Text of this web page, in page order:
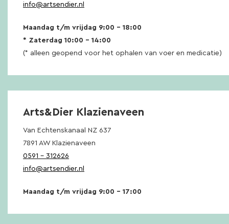
info@artsendier.nl
Maandag t/m vrijdag 9:00 – 18:00
* Zaterdag 10:00 – 14:00
(* alleen geopend voor het ophalen van voer en medicatie)
Arts&Dier Klazienaveen
Van Echtenskanaal NZ 637
7891 AW Klazienaveen
0591 – 312626
info@artsendier.nl
Maandag t/m vrijdag 9:00 – 17:00